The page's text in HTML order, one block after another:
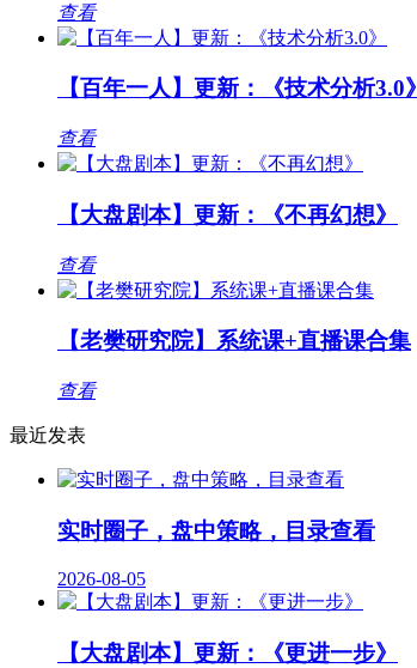
查看
【百年一人】更新：《技术分析3.0》
查看
【大盘剧本】更新：《不再幻想》
查看
【老樊研究院】系统课+直播课合集
查看
最近发表
实时圈子，盘中策略，目录查看
2026-08-05
【大盘剧本】更新：《更进一步》